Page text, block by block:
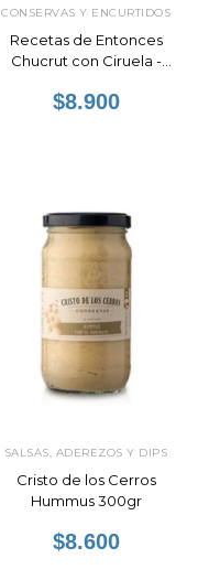
CONSERVAS Y ENCURTIDOS
Recetas de Entonces
Chucrut con Ciruela -
Agroecológicos 310gr
$8.900
SALSAS, ADEREZOS Y DIPS
Cristo de los Cerros
Hummus 300gr
$8.600